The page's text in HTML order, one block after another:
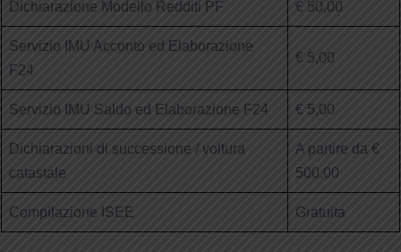
Dichiarazione Modello Redditi PF € 50,00
Servizio IMU Acconto ed Elaborazione
F24
€ 5,00
Servizio IMU Saldo ed Elaborazione F24 € 5,00
Dichiarazioni di successione / voltura
catastale
A partire da €
500,00
Compilazione ISEE Gratuita